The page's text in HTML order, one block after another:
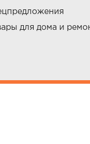
для дома и